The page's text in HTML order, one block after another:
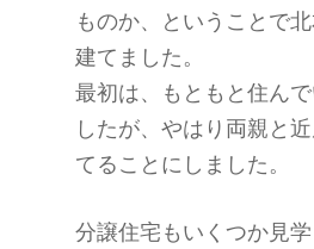
ものか、ということで
建てました。
最初は、もともと住ん
したが、やはり両親と
てることにしました。
分譲住宅もいくつか見